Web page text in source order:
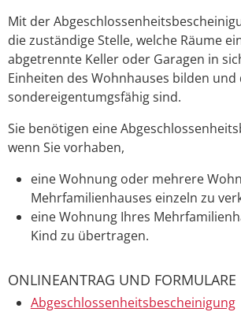
Mit der
die zuständige Stelle, welche Räume
abgetrennte Keller oder Garagen in
Einheiten des Wohnhauses bilden
sondereigentumgsfähig sind.
Sie benötigen eine
wenn Sie vorhaben,
eine Wohnung oder mehrere
Mehrfamilienhauses einzeln zu
eine Wohnung Ihres
Kind zu übertragen.
ONLINEANTRAG UND FORMULARE
Abgeschlossenheitsbescheinigung